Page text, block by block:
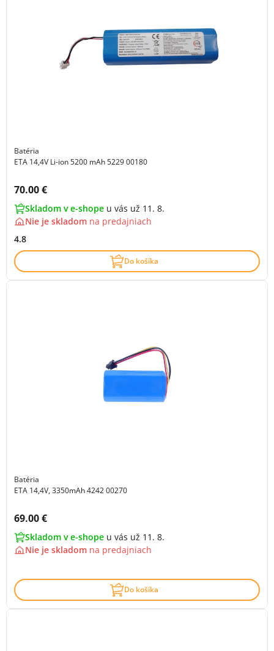
Batéria
ETA 14,4V Li-ion 5200 mAh 5229 00180
Cena s DPH:
70.00 €
Skladom v e-shope u vás už 11. 8.
Nie je skladom na predajniach
4.8
Do košíka
Batéria
ETA 14,4V, 3350mAh 4242 00270
Cena s DPH:
69.00 €
Skladom v e-shope u vás už 11. 8.
Nie je skladom na predajniach
Do košíka